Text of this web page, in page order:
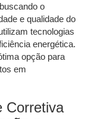
o
e qualidade do
tecnologias
energética.
opção para
em
Corretiva